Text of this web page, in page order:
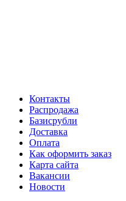
Контакты
Распродажа
Базисрубли
Доставка
Оплата
Как оформить заказ
Карта сайта
Вакансии
Новости